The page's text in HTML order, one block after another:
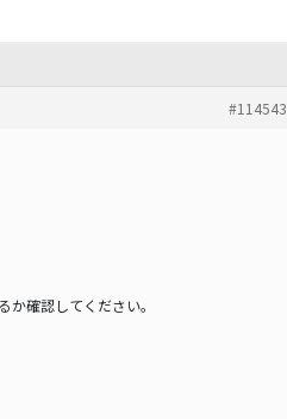
#114543
確認してください。